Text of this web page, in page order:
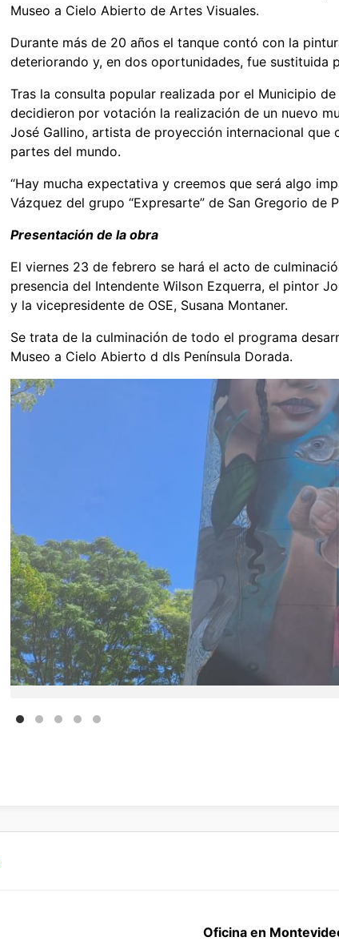
Museo a Cielo Abierto de Artes Visuales.
Durante más de 20 años el tanque contó con la
deteriorando y, en dos oportunidades, fue sustituida
Tras la consulta popular realizada por el Municipio
decidieron por votación la realización de un nuevo
José Gallino, artista de proyección internacional que
partes del mundo.
“Hay mucha expectativa y creemos que será algo
Vázquez del grupo “Expresarte” de San Gregorio de
Presentación de la obra
El viernes 23 de febrero se hará el acto de
presencia del Intendente Wilson Ezquerra, el pintor
y la vicepresidente de OSE, Susana Montaner.
Se trata de la culminación de todo el programa
Museo a Cielo Abierto d dls Península Dorada.
Oficina en